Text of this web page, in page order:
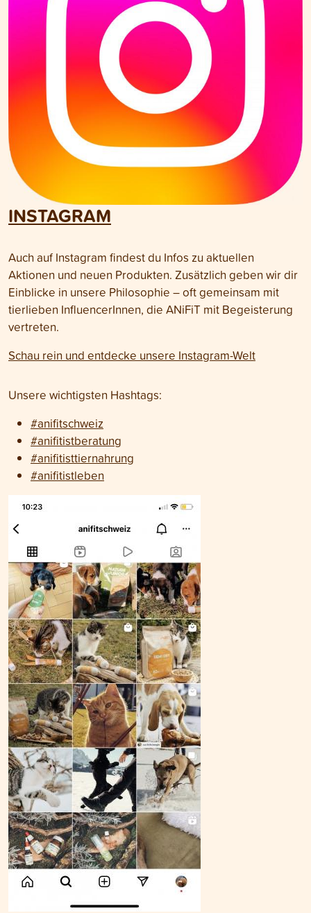
INSTAGRAM
Auch auf Instagram findest du Infos zu aktuellen
Aktionen und neuen Produkten. Zusätzlich geben wir dir
Einblicke in unsere Philosophie – oft gemeinsam mit
tierlieben InfluencerInnen, die ANiFiT mit Begeisterung
vertreten.
Schau rein und entdecke unsere Instagram-Welt
Unsere wichtigsten Hashtags:
#anifitschweiz
#anifitistberatung
#anifitisttiernahrung
#anifitistleben